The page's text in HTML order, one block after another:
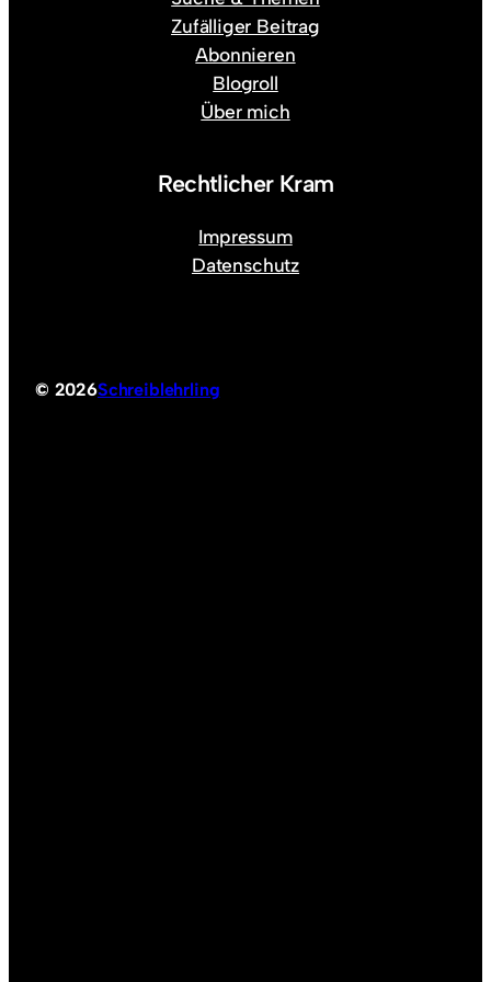
Zufälliger Beitrag
Abonnieren
Blogroll
Über mich
Rechtlicher Kram
Impressum
Datenschutz
© 2026Schreiblehrling